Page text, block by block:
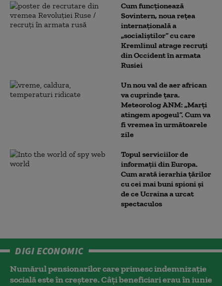
Cum funcționează
Sovintern, noua rețea
internațională a
„socialiștilor” cu care
Kremlinul atrage recruți
din Occident în armata
Rusiei
Un nou val de aer african
va cuprinde țara.
Meteorolog ANM: „Marți
atingem apogeul”. Cum va
fi vremea în următoarele
zile
Topul serviciilor de
informații din Europa.
Cum arată ierarhia țărilor
cu cei mai buni spioni și
de ce Ucraina a urcat
spectaculos
DIGI ECONOMIC
Numărul pensionarilor care primesc indemnizaţie
socială este în creștere. Câți beneficiari erau în iunie